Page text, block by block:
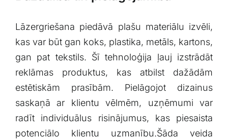
Lāzergriešana piedāvā plašu materiālu izvēli,
⁣kas var būt‌ gan koks, ⁢plastika, metāls, ⁤kartons,⁣
gan ‍pat ⁣tekstils. Šī tehnoloģija ļauj ‌izstrādāt
‌reklāmas ⁤produktus, kas⁢ atbilst dažādām
estētiskām ‍prasībām. Pielāgojot ⁣dizainus
⁢saskaņā​ ar klientu vēlmēm, uzņēmumi‌ var
radīt ⁢individuālus ‍risinājumus, ⁢kas piesaista
‌potenciālo klientu ‍uzmanību.Šāda​ veida